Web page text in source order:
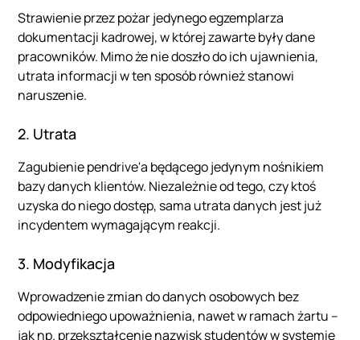
Strawienie przez pożar jedynego egzemplarza
dokumentacji kadrowej, w której zawarte były dane
pracowników. Mimo że nie doszło do ich ujawnienia,
utrata informacji w ten sposób również stanowi
naruszenie.
2. Utrata
Zagubienie pendrive'a będącego jedynym nośnikiem
bazy danych klientów. Niezależnie od tego, czy ktoś
uzyska do niego dostęp, sama utrata danych jest już
incydentem wymagającym reakcji.
3. Modyfikacja
Wprowadzenie zmian do danych osobowych bez
odpowiedniego upoważnienia, nawet w ramach żartu –
jak np. przekształcenie nazwisk studentów w systemie